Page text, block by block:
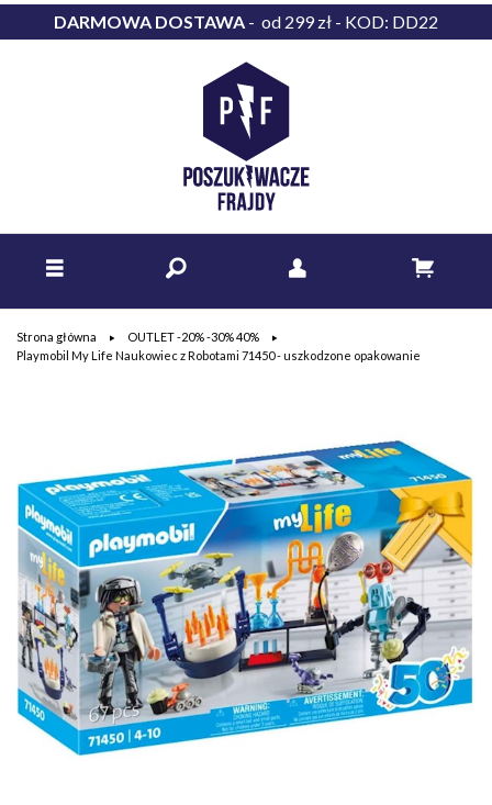
DARMOWA DOSTAWA - od 299 zł - KOD: DD22
Strona główna
OUTLET -20% -30% 40%
Playmobil My Life Naukowiec z Robotami 71450 - uszkodzone opakowanie